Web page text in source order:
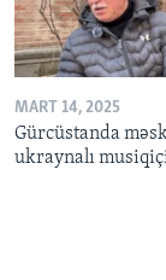
MART 14, 2025
Gürcüstanda
ukraynalı